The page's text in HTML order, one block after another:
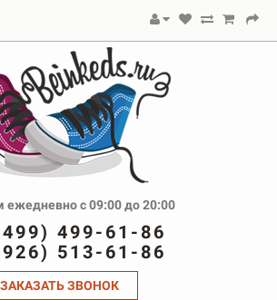
ежедневно с 09:00 до 20:00
499-61-86
513-61-86
ЗАКАЗАТЬ ЗВОНОК